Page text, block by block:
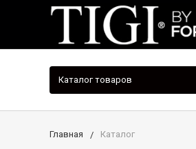
Каталог товаров
Главная Каталог